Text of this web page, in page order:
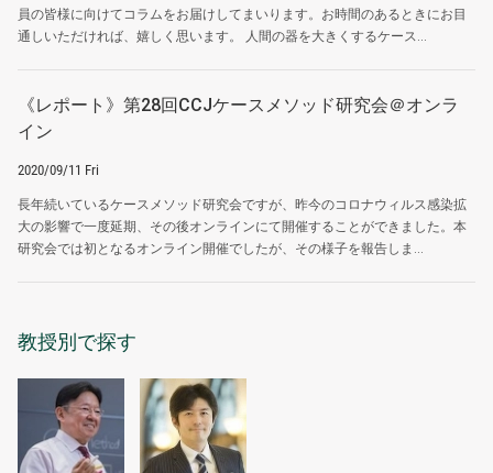
員の皆様に向けてコラムをお届けしてまいります。お時間のあるときにお目
通しいただければ、嬉しく思います。 人間の器を大きくするケース...
《レポート》第28回CCJケースメソッド研究会＠オンラ
イン
2020/09/11 Fri
長年続いているケースメソッド研究会ですが、昨今のコロナウィルス感染拡
大の影響で一度延期、その後オンラインにて開催することができました。本
研究会では初となるオンライン開催でしたが、その様子を報告しま...
教授別で探す